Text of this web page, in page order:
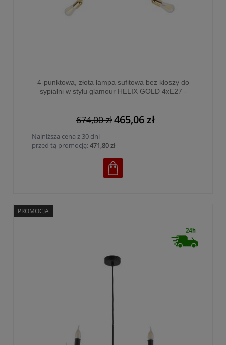
4-punktowa, złota lampa sufitowa bez kloszy do
sypialni w stylu glamour HELIX GOLD 4xE27 -
674,00 zł465,06 zł
Najniższa cena z 30 dni
przed tą promocją:471,80 zł
PROMOCJA